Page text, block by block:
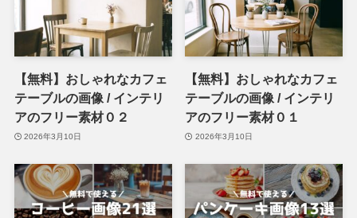
【無料】おしゃれなカフェ
テーブルの画像 / インテリ
アのフリー素材０２
2026年3月10日
【無料】おしゃれなカフェ
テーブルの画像 / インテリ
アのフリー素材０１
2026年3月10日